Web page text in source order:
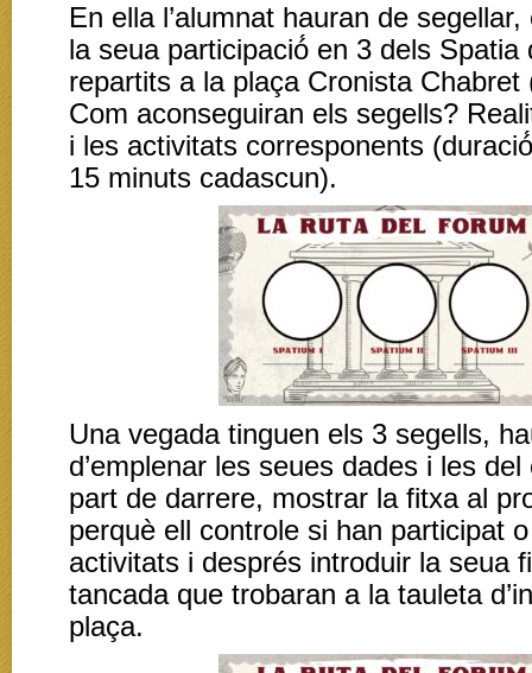
En ella l’alumnat hauran de
la seua participació́ en 3 dels Spatia
repartits a la plaça Cronista Chabret
Com aconseguiran els segells?
i les activitats corresponents
15 minuts cadascun).
Una vegada tinguen els 3 segells,
d’emplenar les seues dades i les
part de darrere, mostrar la fitxa al
perquè ell controle si han participat
activitats i després introduir la seua
tancada que trobaran a la tauleta
plaça.